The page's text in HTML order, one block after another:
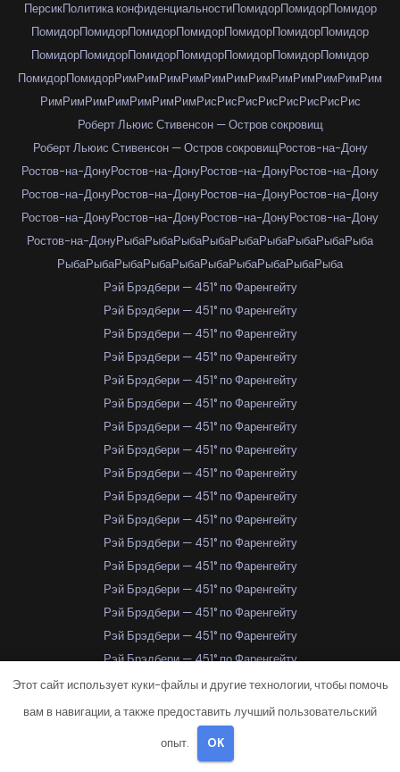
ПерсикПолитика конфиденциальностиПомидорПомидорПомидор
ПомидорПомидорПомидорПомидорПомидорПомидорПомидор
ПомидорПомидорПомидорПомидорПомидорПомидорПомидор
ПомидорПомидорРимРимРимРимРимРимРимРимРимРимРимРим
РимРимРимРимРимРимРимРисРисРисРисРисРисРисРис
Роберт Льюис Стивенсон — Остров сокровищ
Роберт Льюис Стивенсон — Остров сокровищРостов-на-Дону
Ростов-на-ДонуРостов-на-ДонуРостов-на-ДонуРостов-на-Дону
Ростов-на-ДонуРостов-на-ДонуРостов-на-ДонуРостов-на-Дону
Ростов-на-ДонуРостов-на-ДонуРостов-на-ДонуРостов-на-Дону
Ростов-на-ДонуРыбаРыбаРыбаРыбаРыбаРыбаРыбаРыбаРыба
РыбаРыбаРыбаРыбаРыбаРыбаРыбаРыбаРыбаРыба
Рэй Брэдбери — 451° по Фаренгейту
Рэй Брэдбери — 451° по Фаренгейту
Рэй Брэдбери — 451° по Фаренгейту
Рэй Брэдбери — 451° по Фаренгейту
Рэй Брэдбери — 451° по Фаренгейту
Рэй Брэдбери — 451° по Фаренгейту
Рэй Брэдбери — 451° по Фаренгейту
Рэй Брэдбери — 451° по Фаренгейту
Рэй Брэдбери — 451° по Фаренгейту
Рэй Брэдбери — 451° по Фаренгейту
Рэй Брэдбери — 451° по Фаренгейту
Рэй Брэдбери — 451° по Фаренгейту
Рэй Брэдбери — 451° по Фаренгейту
Рэй Брэдбери — 451° по Фаренгейту
Рэй Брэдбери — 451° по Фаренгейту
Рэй Брэдбери — 451° по Фаренгейту
Рэй Брэдбери — 451° по Фаренгейту
Рэй Брэдбери — 451° по Фаренгейту
Рэй Брэдбери — 451° по Фаренгейту
Рэй Брэдбери — 451° по Фаренгейту
Рэй Брэдбери — 451° по Фаренгейту
Этот сайт использует куки-файлы и другие технологии, чтобы помочь
вам в навигации, а также предоставить лучший пользовательский
опыт. OK